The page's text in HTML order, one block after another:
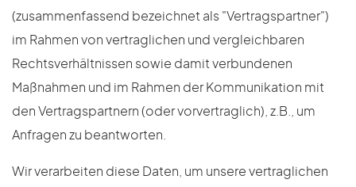
(zusammenfassend bezeichnet als "Vertragspartner")
im Rahmen von vertraglichen und vergleichbaren
Rechtsverhältnissen sowie damit verbundenen
Maßnahmen und im Rahmen der Kommunikation mit
den Vertragspartnern (oder vorvertraglich), z.B., um
Anfragen zu beantworten.
Wir verarbeiten diese Daten, um unsere vertraglichen